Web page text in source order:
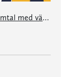
Samtal med vänner